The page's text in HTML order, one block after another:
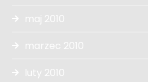
maj 2010
marzec 2010
luty 2010